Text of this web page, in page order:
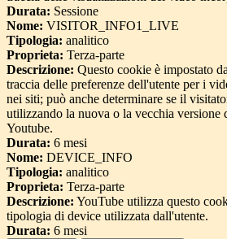
Durata: Sessione
Nome: VISITOR_INFO1_LIVE
Tipologia: analitico
Proprieta: Terza-parte
Descrizione: Questo cookie è impostato
traccia delle preferenze dell'utente per i
nei siti; può anche determinare se il
utilizzando la nuova o la vecchia versione
Youtube.
Durata: 6 mesi
Nome: DEVICE_INFO
Tipologia: analitico
Proprieta: Terza-parte
Descrizione: YouTube utilizza questo
tipologia di device utilizzata dall'utente.
Durata: 6 mesi